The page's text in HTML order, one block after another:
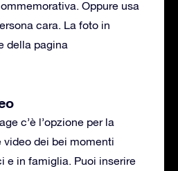
Oppure usa
cara. La foto in
della pagina
c’è l’opzione per la
dei bei momenti
e in famiglia. Puoi inserire